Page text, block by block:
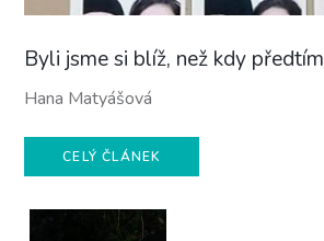
Byli jsme si blíž, než kdy předtím
Hana Matyášová
CELÝ ČLÁNEK